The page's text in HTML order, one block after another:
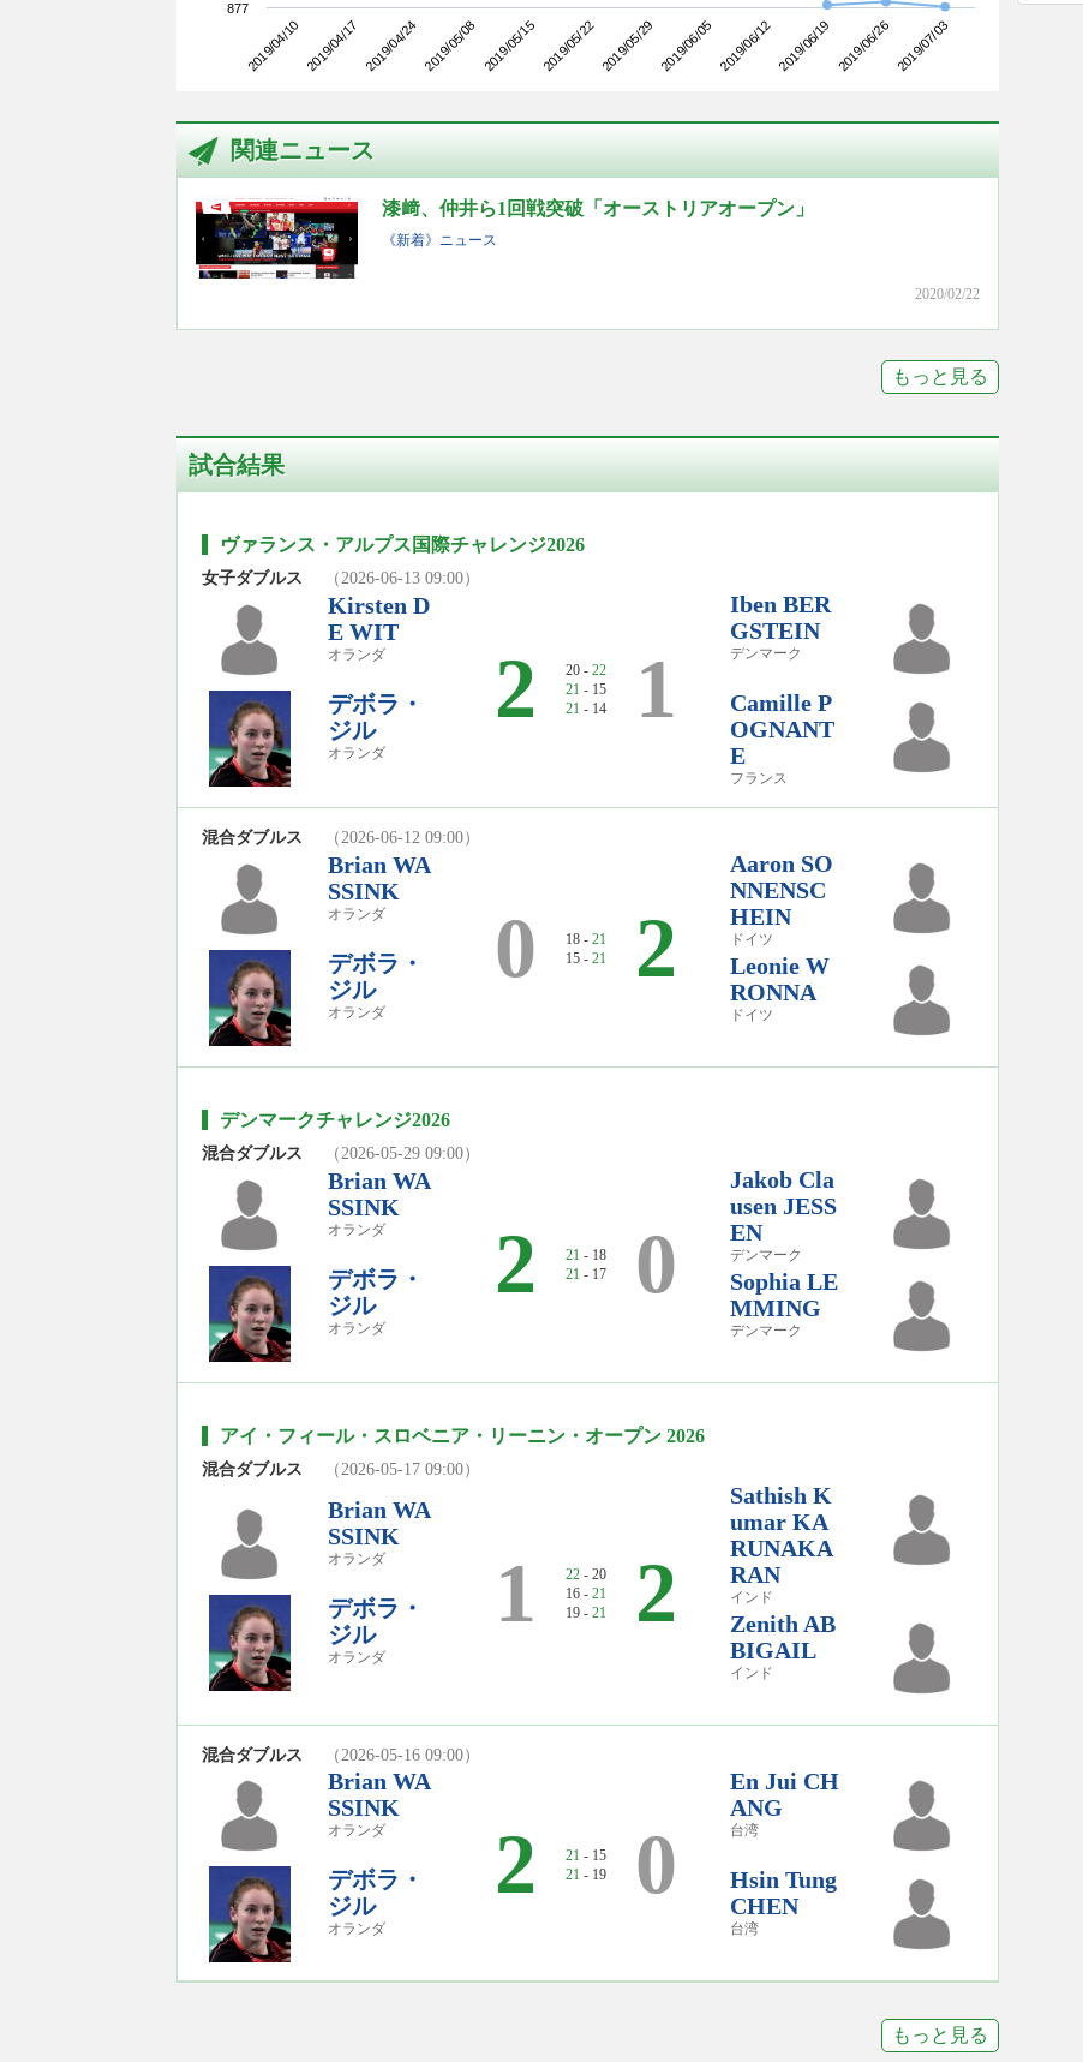
2019/04/102019/04/17 2019/04/242019/05/08 2019/05/152019/05/222019/05/292019/06/052019/06/122019/06/19 2019/06/262019/07/03
877
関連ニュース
漆﨑、仲井ら1回戦突破「オーストリアオープン」
《新着》ニュース
2020/02/22
もっと見る
試合結果
ヴァランス・アルプス国際チャレンジ2026
女子ダブルス （2026-06-13 09:00）
Kirsten D
E WIT
オランダ
デボラ・
ジル
オランダ
2 20 - 22
21 - 15
21 - 14 1
Iben BER
GSTEIN
デンマーク
Camille P
OGNANT
E
フランス
混合ダブルス （2026-06-12 09:00）
Brian WA
SSINK
オランダ
デボラ・
ジル
オランダ
0 18 - 21
15 - 21 2
Aaron SO
NNENSC
HEIN
ドイツ
Leonie W
RONNA
ドイツ
デンマークチャレンジ2026
混合ダブルス （2026-05-29 09:00）
Brian WA
SSINK
オランダ
デボラ・
ジル
オランダ
2 21 - 18
21 - 17 0
Jakob Cla
usen JESS
EN
デンマーク
Sophia LE
MMING
デンマーク
アイ・フィール・スロベニア・リーニン・オープン 2026
混合ダブルス （2026-05-17 09:00）
Brian WA
SSINK
オランダ
デボラ・
ジル
オランダ
1 22 - 20
16 - 21
19 - 21 2
Sathish K
umar KA
RUNAKA
RAN
インド
Zenith AB
BIGAIL
インド
混合ダブルス （2026-05-16 09:00）
Brian WA
SSINK
オランダ
デボラ・
ジル
オランダ
2 21 - 15
21 - 19 0
En Jui CH
ANG
台湾
Hsin Tung
CHEN
台湾
もっと見る